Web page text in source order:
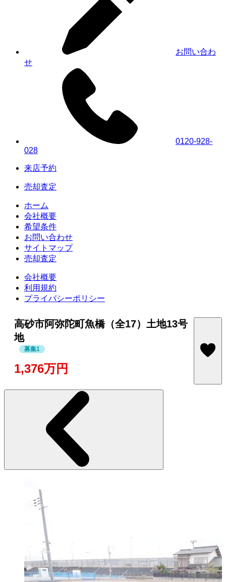
お問い合わ
せ
0120-928-
028
来店予約
売却査定
ホーム
会社概要
希望条件
お問い合わせ
サイトマップ
売却査定
会社概要
利用規約
プライバシーポリシー
高砂市阿弥陀町魚橋（全17）土地13号
地
募集1
1,376万円